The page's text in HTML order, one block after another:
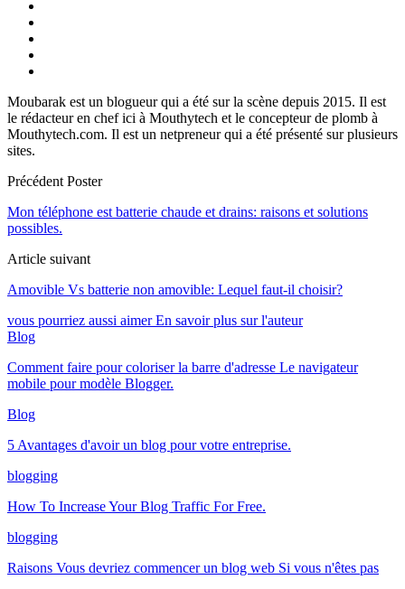
Moubarak est un blogueur qui a été sur la scène depuis 2015. Il est
le rédacteur en chef ici à Mouthytech et le concepteur de plomb à
Mouthytech.com. Il est un netpreneur qui a été présenté sur plusieurs
sites.
Précédent Poster
Mon téléphone est batterie chaude et drains: raisons et solutions
possibles.
Article suivant
Amovible Vs batterie non amovible: Lequel faut-il choisir?
vous pourriez aussi aimer En savoir plus sur l'auteur
Blog
Comment faire pour coloriser la barre d'adresse Le navigateur
mobile pour modèle Blogger.
Blog
5 Avantages d'avoir un blog pour votre entreprise.
blogging
How To Increase Your Blog Traffic For Free.
blogging
Raisons Vous devriez commencer un blog web Si vous n'êtes pas